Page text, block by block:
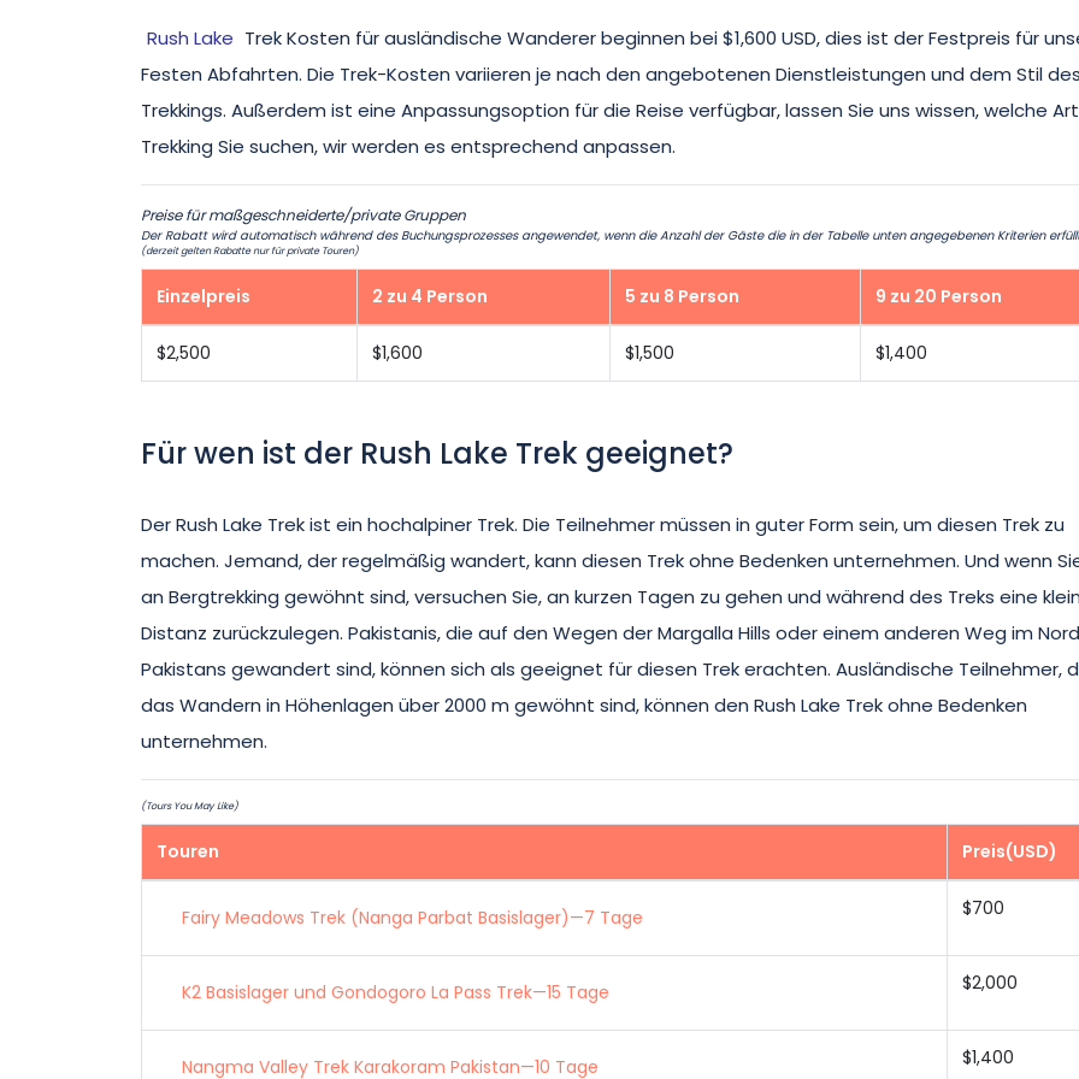
Rush Lake Trek Kosten für ausländische Wanderer beginnen bei $1,600 USD, dies ist der Festpreis für
Festen Abfahrten. Die Trek-Kosten variieren je nach den angebotenen Dienstleistungen und dem Stil des
Trekkings. Außerdem ist eine Anpassungsoption für die Reise verfügbar, lassen Sie uns wissen, welche
Trekking Sie suchen, wir werden es entsprechend anpassen.
Preise für maßgeschneiderte/private Gruppen
Der Rabatt wird automatisch während des Buchungsprozesses angewendet, wenn die Anzahl der Gäste die in der Tabelle unten angegebenen Kriterien
(derzeit gelten Rabatte nur für private Touren)
Einzelpreis 2 zu 4 Person 5 zu 8 Person 9 zu 20 Person
$2,500 $1,600 $1,500 $1,400
Für wen ist der Rush Lake Trek geeignet?
Der Rush Lake Trek ist ein hochalpiner Trek. Die Teilnehmer müssen in guter Form sein, um diesen Trek zu
machen. Jemand, der regelmäßig wandert, kann diesen Trek ohne Bedenken unternehmen. Und wenn
an Bergtrekking gewöhnt sind, versuchen Sie, an kurzen Tagen zu gehen und während des Treks eine
Distanz zurückzulegen. Pakistanis, die auf den Wegen der Margalla Hills oder einem anderen Weg im
Pakistans gewandert sind, können sich als geeignet für diesen Trek erachten. Ausländische Teilnehmer,
das Wandern in Höhenlagen über 2000 m gewöhnt sind, können den Rush Lake Trek ohne Bedenken
unternehmen.
(Tours You May Like)
Touren Preis(USD)
Fairy Meadows Trek (Nanga Parbat Basislager)—7 Tage $700
K2 Basislager und Gondogoro La Pass Trek—15 Tage $2,000
Nangma Valley Trek Karakoram Pakistan—10 Tage $1,400